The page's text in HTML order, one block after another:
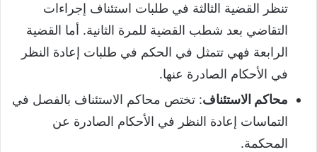
تنظر القضية الثالثة في طلبات استئناف إجراءات
التقاضي بعد شطب القضية للمرة الثانية. أما القضية
الرابعة فهي تتمثل في الحكم في طلبات إعادة النظر
في الأحكام الصادرة عنها.
محاكم الاستئناف: تختص محاكم الاستئناف بالفصل في
التماسات إعادة النظر في الأحكام الصادرة عن
المحكمة.